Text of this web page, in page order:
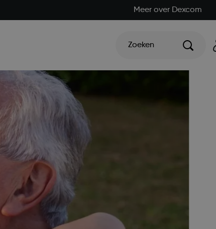
Meer over Dexcom
Zoeken